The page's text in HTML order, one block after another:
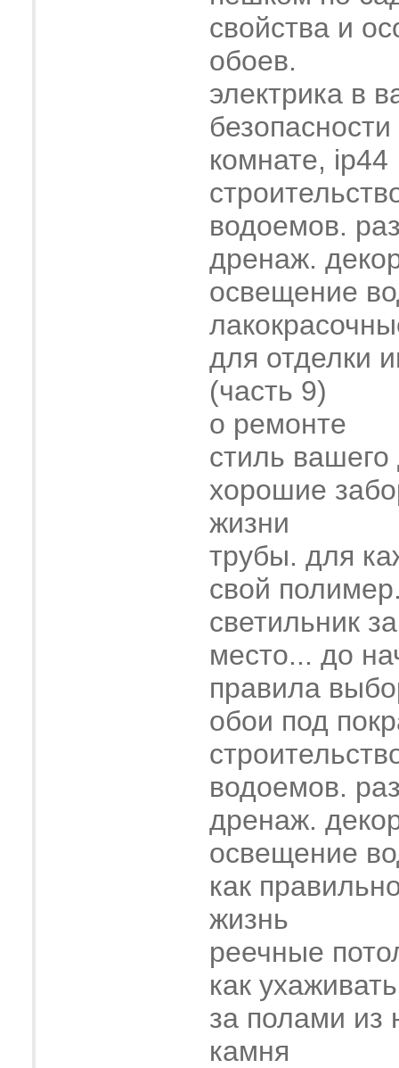
свойства и
обоев.
электрика в
комнате, ip44
водоемов.
дренаж.
освещение
для отделки
(часть 9)
о ремонте
стиль
хорошие
жизни
трубы. для
свой
светильник
место... до
правила
обои под
водоемов.
дренаж.
освещение
как
жизнь
реечные
как
за полами из
камня